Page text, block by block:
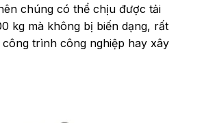
chúng có thể chịu được tải
kg mà không bị biến dạng, rất
trình công nghiệp hay xây